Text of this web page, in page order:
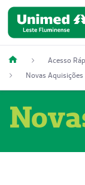
Acesso
Novas Aquisições